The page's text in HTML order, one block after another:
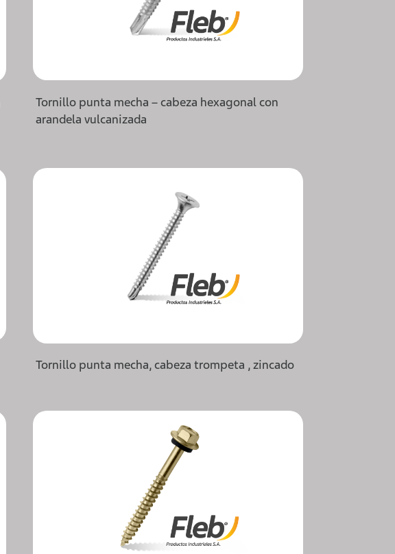
Tornillo punta mecha – cabeza hexagonal con
arandela vulcanizada
Tornillo punta mecha, cabeza trompeta , zincado